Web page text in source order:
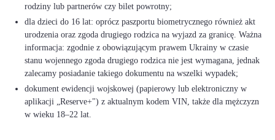
rodziny lub partnerów czy bilet powrotny;
dla dzieci do 16 lat: oprócz paszportu biometrycznego również akt
urodzenia oraz zgoda drugiego rodzica na wyjazd za granicę. Ważna
informacja: zgodnie z obowiązującym prawem Ukrainy w czasie
stanu wojennego zgoda drugiego rodzica nie jest wymagana, jednak
zalecamy posiadanie takiego dokumentu na wszelki wypadek;
dokument ewidencji wojskowej (papierowy lub elektroniczny w
aplikacji „Reserve+") z aktualnym kodem VIN, także dla mężczyzn
w wieku 18–22 lat.